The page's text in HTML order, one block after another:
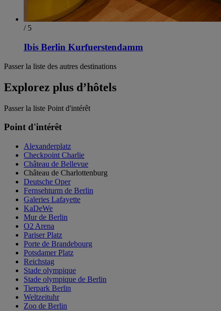
/ 5
Ibis Berlin Kurfuerstendamm
Passer la liste des autres destinations
Explorez plus d’hôtels
Passer la liste Point d'intérêt
Point d'intérêt
Alexanderplatz
Checkpoint Charlie
Château de Bellevue
Château de Charlottenburg
Deutsche Oper
Fernsehturm de Berlin
Galeries Lafayette
KaDeWe
Mur de Berlin
O2 Arena
Pariser Platz
Porte de Brandebourg
Potsdamer Platz
Reichstag
Stade olympique
Stade olympique de Berlin
Tierpark Berlin
Weltzeituhr
Zoo de Berlin